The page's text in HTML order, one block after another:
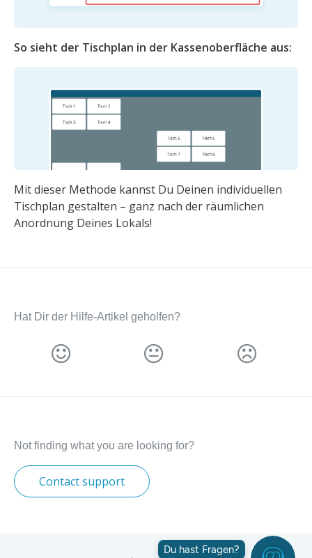
So sieht der Tischplan in der Kassenoberfläche aus:
Mit dieser Methode kannst Du Deinen individuellen
Tischplan gestalten – ganz nach der räumlichen
Anordnung Deines Lokals!
Hat Dir der Hilfe-Artikel geholfen?
Not finding what you are looking for?
Contact support
Du hast Fragen?